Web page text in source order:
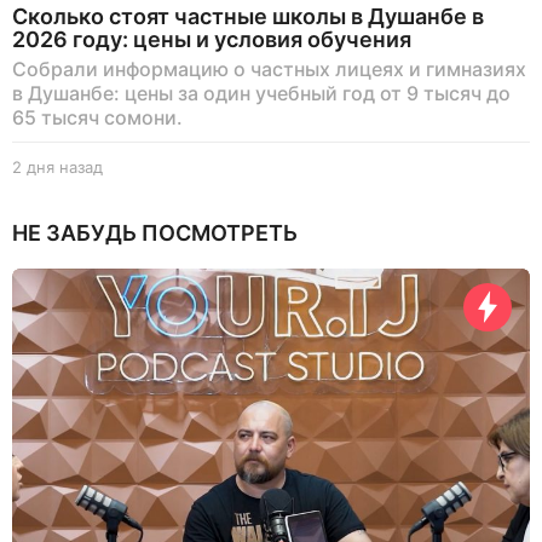
Сколько стоят частные школы в Душанбе в
2026 году: цены и условия обучения
Собрали информацию о частных лицеях и гимназиях
в Душанбе: цены за один учебный год от 9 тысяч до
65 тысяч сомони.
2 дня назад
я
а
з
д
НЕ ЗАБУДЬ ПОСМОТРЕТЬ